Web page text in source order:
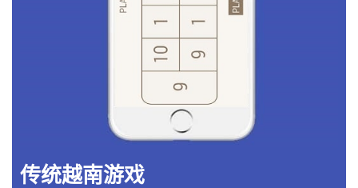
传统越南游戏